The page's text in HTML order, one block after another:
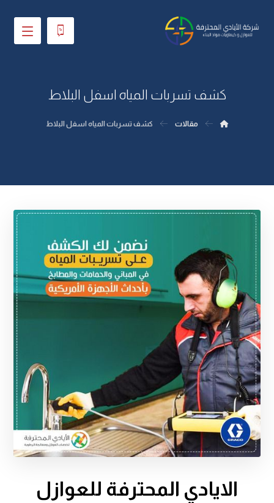
كشف تسربات المياه اسفل البلاط
مقالات كشف تسربات المياه اسفل البلاط
الايادي المحترفة للعوازل